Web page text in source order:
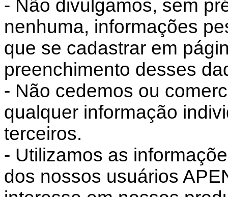
- Não divulgamos, sem
nenhuma, informações
que se cadastrar em
preenchimento desses
- Não cedemos ou
qualquer informação
terceiros.
- Utilizamos as
dos nossos usuários